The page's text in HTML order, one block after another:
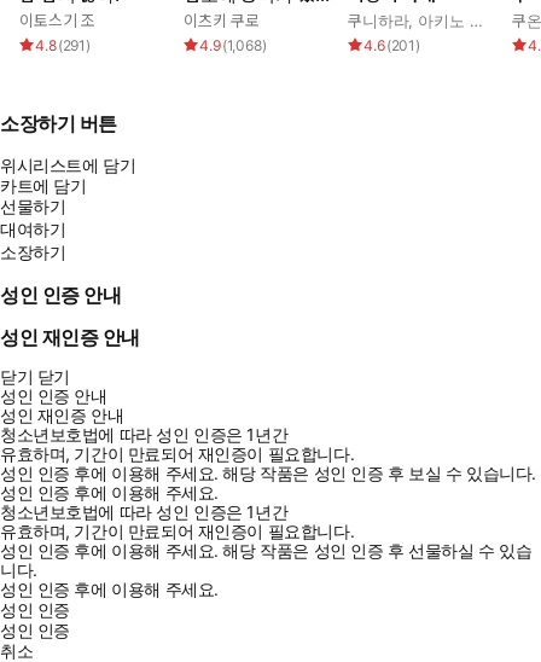
이토스기 조
4.8(291 )
니다!
이츠키 쿠로
4.9(1,068)
쿠니하라, 아키노 신쥬 가무
4.6(201 )
사
를
쿠
소장하기 버튼
위시리스트에 담기
카트에 담기
선물하기
대여하기
소장하기
성인 인증 안내
성인 재인증 안내
닫기 닫기
성인 인증 안내
성인 재인증 안내
청소년보호법에 따라 성인 인증은 1년간
유효하며, 기간이 만료되어 재인증이 필요합니다.
성인 인증 후에 이용해 주세요.해당 작품은 성인 인증 후 보실 수 있습니다.
성인 인증 후에 이용해 주세요.
청소년보호법에 따라 성인 인증은 1년간
유효하며, 기간이 만료되어 재인증이 필요합니다.
성인 인증 후에 이용해 주세요.해당 작품은 성인 인증 후 선물하실 수 있습
니다.
성인 인증 후에 이용해 주세요.
성인 인증
성인 인증
취소